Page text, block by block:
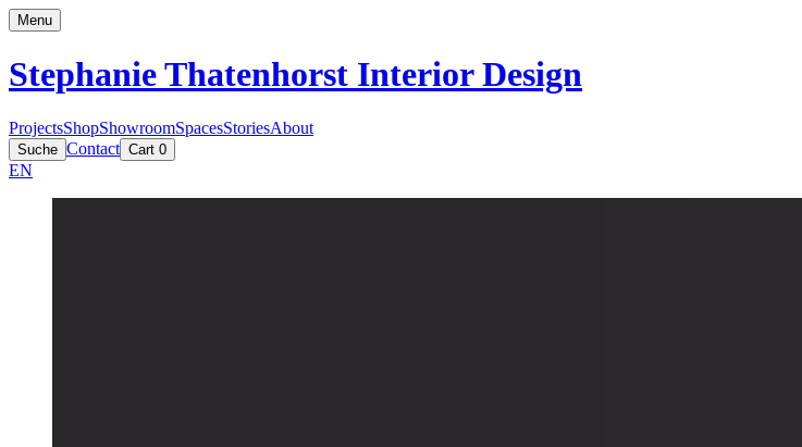
Menu
Stephanie Thatenhorst Interior Design
ProjectsShopShowroomSpacesStoriesAbout
Suche Contact Cart 0
EN